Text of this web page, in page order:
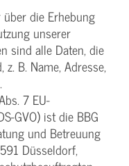
die Erhebung
unserer
sind alle Daten, die
B. Name, Adresse,
7 EU-
GVO) ist die BBG
und Betreuung
Düsseldorf,